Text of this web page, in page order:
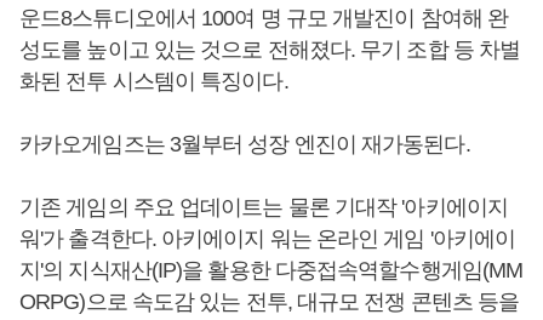
운드8스튜디오에서 100여 명 규모 개발진이 참여해 완
성도를 높이고 있는 것으로 전해졌다. 무기 조합 등 차별
화된 전투 시스템이 특징이다.
카카오게임즈는 3월부터 성장 엔진이 재가동된다.
기존 게임의 주요 업데이트는 물론 기대작 '아키에이지
워'가 출격한다. 아키에이지 워는 온라인 게임 '아키에이
지'의 지식재산(IP)을 활용한 다중접속역할수행게임(MM
ORPG)으로 속도감 있는 전투, 대규모 전쟁 콘텐츠 등을